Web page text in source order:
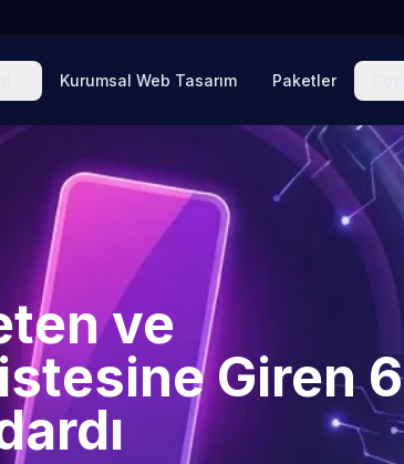
Kurumsal Web Tasarım Paketler
ve
Giren 6